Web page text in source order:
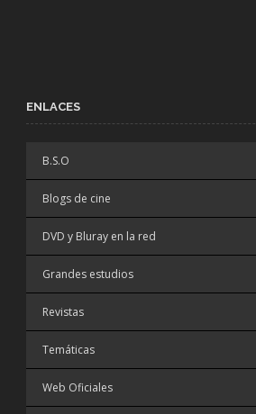
ENLACES
B.S.O
Blogs de cine
DVD y Bluray en la red
Grandes estudios
Revistas
Temáticas
Web Oficiales